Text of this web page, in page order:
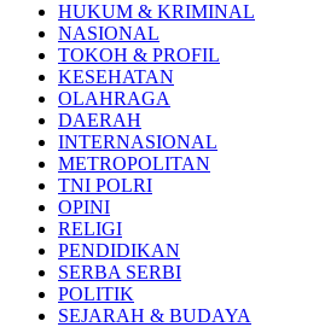
HUKUM & KRIMINAL
NASIONAL
TOKOH & PROFIL
KESEHATAN
OLAHRAGA
DAERAH
INTERNASIONAL
METROPOLITAN
TNI POLRI
OPINI
RELIGI
PENDIDIKAN
SERBA SERBI
POLITIK
SEJARAH & BUDAYA